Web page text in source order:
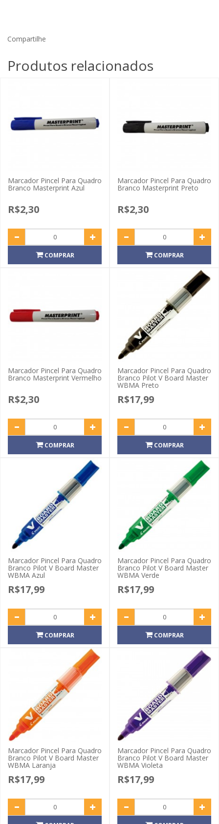
Compartilhe
Produtos relacionados
Marcador Pincel Para Quadro
Branco Masterprint Azul
R$2,30
COMPRAR
Marcador Pincel Para Quadro
Branco Masterprint Preto
R$2,30
COMPRAR
Marcador Pincel Para Quadro
Branco Masterprint Vermelho
R$2,30
COMPRAR
Marcador Pincel Para Quadro
Branco Pilot V Board Master
WBMA Preto
R$17,99
COMPRAR
Marcador Pincel Para Quadro
Branco Pilot V Board Master
WBMA Azul
R$17,99
COMPRAR
Marcador Pincel Para Quadro
Branco Pilot V Board Master
WBMA Verde
R$17,99
COMPRAR
Marcador Pincel Para Quadro
Branco Pilot V Board Master
WBMA Laranja
R$17,99
Marcador Pincel Para Quadro
Branco Pilot V Board Master
WBMA Violeta
R$17,99